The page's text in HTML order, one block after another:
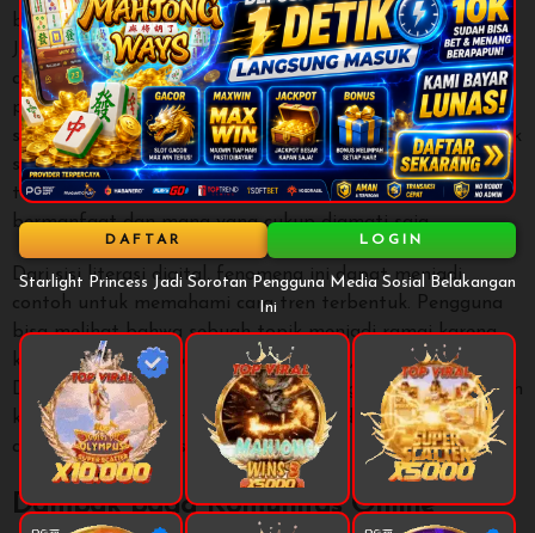
bagaimana persepsi dapat dibentuk oleh interaksi sosial.
Jika banyak orang membahas sebuah topik dengan
antusias, pengguna lain bisa ikut merasa topik itu
penting. Efek validasi sosial ini sangat umum di media
sosial. Pengguna perlu menyadari bahwa popularitas tidak
selalu berarti relevan untuk semua orang. Setiap orang
tetap perlu menentukan sendiri mana konten yang
bermanfaat dan mana yang cukup diamati saja.
Dari sisi literasi digital, fenomena ini dapat menjadi
contoh untuk memahami cara tren terbentuk. Pengguna
bisa melihat bahwa sebuah topik menjadi ramai karena
kombinasi visual, komunitas, algoritma, dan momentum.
Dengan memahami pola tersebut, pengguna menjadi lebih
kritis saat melihat tren lain. Mereka tidak mudah terbawa
arus hanya karena sebuah topik sering muncul di layar.
Dampak pada Komunitas Online
DAFTAR LOGIN
Starlight Princess Jadi Sorotan Pengguna Media Sosial Belakangan
Ini